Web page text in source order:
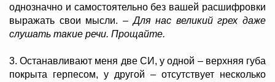
однозначно и самостоятельно без вашей расшифровки
выражать свои мысли. – Для нас великий грех даже
слушать такие речи. Прощайте.
3. Останавливают меня две СИ, у одной – верхняя губа
покрыта герпесом, у другой – отсутствует несколько